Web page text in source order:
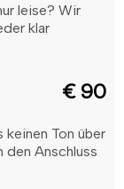
leise? Wir
klar
€ 90
Ton über
den Anschluss